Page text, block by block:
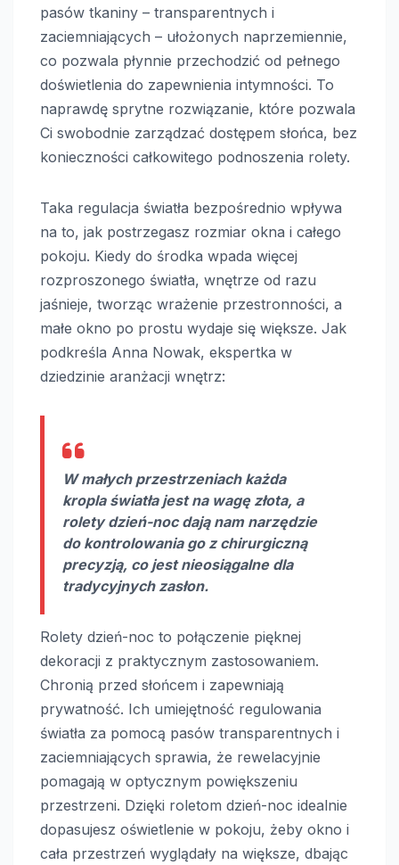
pasów tkaniny – transparentnych i
zaciemniających – ułożonych naprzemiennie,
co pozwala płynnie przechodzić od pełnego
doświetlenia do zapewnienia intymności. To
naprawdę sprytne rozwiązanie, które pozwala
Ci swobodnie zarządzać dostępem słońca, bez
konieczności całkowitego podnoszenia rolety.
Taka regulacja światła bezpośrednio wpływa
na to, jak postrzegasz rozmiar okna i całego
pokoju. Kiedy do środka wpada więcej
rozproszonego światła, wnętrze od razu
jaśnieje, tworząc wrażenie przestronności, a
małe okno po prostu wydaje się większe. Jak
podkreśla Anna Nowak, ekspertka w
dziedzinie aranżacji wnętrz:
W małych przestrzeniach każda
kropla światła jest na wagę złota, a
rolety dzień-noc dają nam narzędzie
do kontrolowania go z chirurgiczną
precyzją, co jest nieosiągalne dla
tradycyjnych zasłon.
Rolety dzień-noc to połączenie pięknej
dekoracji z praktycznym zastosowaniem.
Chronią przed słońcem i zapewniają
prywatność. Ich umiejętność regulowania
światła za pomocą pasów transparentnych i
zaciemniających sprawia, że rewelacyjnie
pomagają w optycznym powiększeniu
przestrzeni. Dzięki roletom dzień-noc idealnie
dopasujesz oświetlenie w pokoju, żeby okno i
cała przestrzeń wyglądały na większe, dbając